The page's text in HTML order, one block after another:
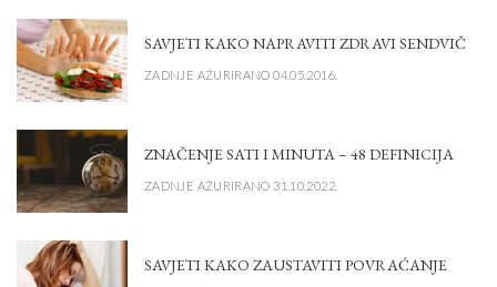
SAVJETI KAKO NAPRAVITI ZDRAVI SENDVIČ
ZADNJE AŽURIRANO 04.05.2016.
ZNAČENJE SATI I MINUTA – 48 DEFINICIJA
ZADNJE AŽURIRANO 31.10.2022.
SAVJETI KAKO ZAUSTAVITI POVRAĆANJE